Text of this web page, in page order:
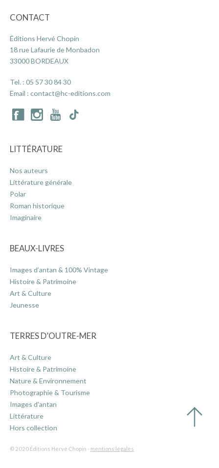
CONTACT
Éditions Hervé Chopin
18 rue Lafaurie de Monbadon
33000 BORDEAUX
Tel. : 05 57 30 84 30
Email : contact@hc-editions.com
LITTÉRATURE
Nos auteurs
Littérature générale
Polar
Roman historique
Imaginaire
BEAUX-LIVRES
Images d’antan & 100% Vintage
Histoire & Patrimoine
Art & Culture
Jeunesse
TERRES D’OUTRE-MER
Art & Culture
Histoire & Patrimoine
Nature & Environnement
Photographie & Tourisme
Images d’antan
Littérature
Hors collection
© 2020 Éditions Hervé Chopin - mentions légales